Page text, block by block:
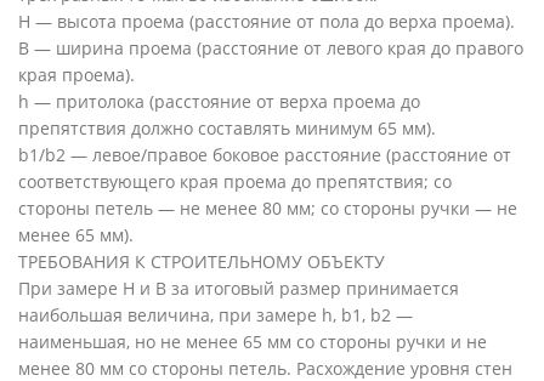
H — высота проема (расстояние от пола до верха проема).
B — ширина проема (расстояние от левого края до правого
края проема).
h — притолока (расстояние от верха проема до
препятствия должно составлять минимум 65 мм).
b1/b2 — левое/правое боковое расстояние (расстояние от
соответствующего края проема до препятствия; со
стороны петель — не менее 80 мм; со стороны ручки — не
менее 65 мм).
ТРЕБОВАНИЯ К СТРОИТЕЛЬНОМУ ОБЪЕКТУ
При замере H и B за итоговый размер принимается
наибольшая величина, при замере h, b1, b2 —
наименьшая, но не менее 65 мм со стороны ручки и не
менее 80 мм со стороны петель. Расхождение уровня стен